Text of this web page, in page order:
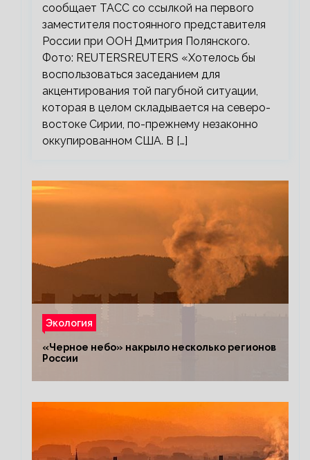
сообщает ТАСС со ссылкой на первого
заместителя постоянного представителя
России при ООН Дмитрия Полянского.
Фото: REUTERSREUTERS «Хотелось бы
воспользоваться заседанием для
акцентирования той пагубной ситуации,
которая в целом складывается на северо-
востоке Сирии, по-прежнему незаконно
оккупированном США. В […]
Экология
«Черное небо» накрыло несколько регионов
России